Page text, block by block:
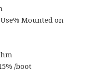
Mounted on
/boot